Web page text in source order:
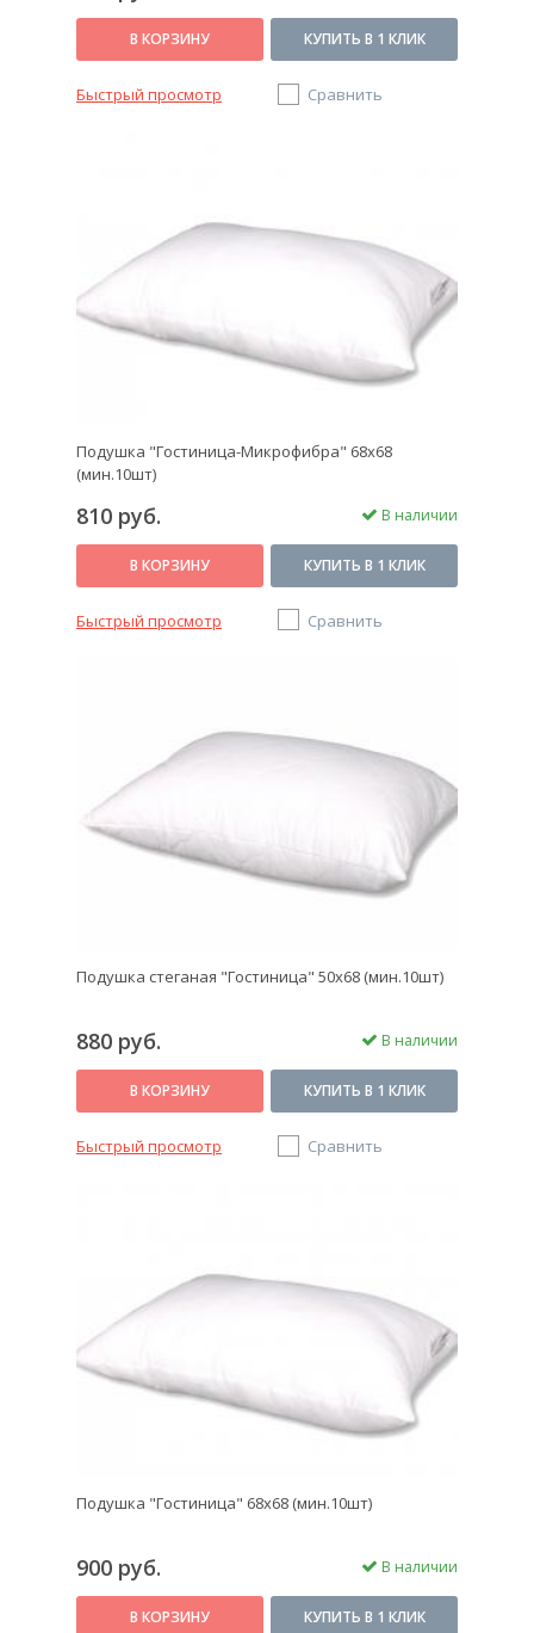
В КОРЗИНУ КУПИТЬ В 1 КЛИК
Быстрый просмотр Сравнить
Подушка "Гостиница-Микрофибра" 68х68
(мин.10шт)
810 руб. В наличии
В КОРЗИНУ КУПИТЬ В 1 КЛИК
Быстрый просмотр Сравнить
Подушка стеганая "Гостиница" 50х68 (мин.10шт)
880 руб. В наличии
В КОРЗИНУ КУПИТЬ В 1 КЛИК
Быстрый просмотр Сравнить
Подушка "Гостиница" 68х68 (мин.10шт)
900 руб. В наличии
В КОРЗИНУ КУПИТЬ В 1 КЛИК